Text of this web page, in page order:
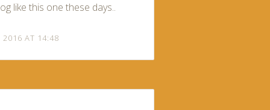
like this one these days..
2016 AT 14:48